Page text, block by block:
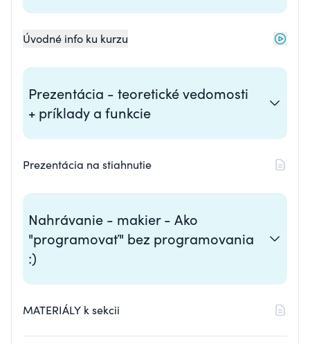
Úvodné info ku kurzu
Prezentácia - teoretické vedomosti
+ príklady a funkcie
Prezentácia na stiahnutie
Nahrávanie - makier - Ako
"programovať" bez programovania
:)
MATERIÁLY k sekcii